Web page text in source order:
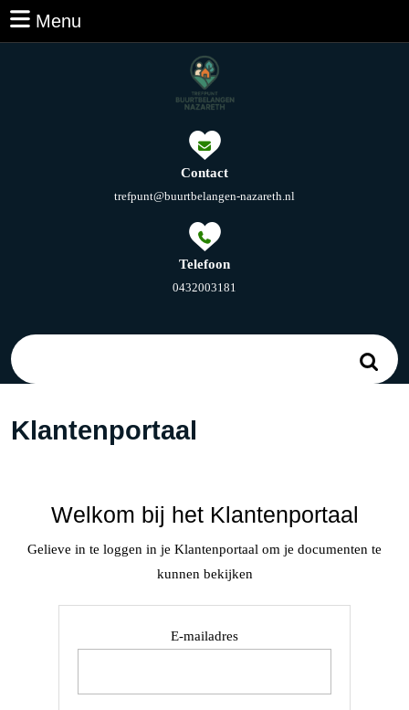
Ga
naar
Menu
Contact
trefpunt@buurtbelangen-nazareth.nl
Telefoon
0432003181
Klantenportaal
Welkom bij het Klantenportaal
Gelieve in te loggen in je Klantenportaal om je documenten te
kunnen bekijken
E-mailadres